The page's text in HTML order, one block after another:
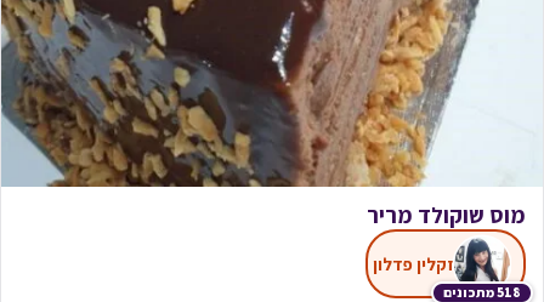
מוס שוקולד מריר
518 מתכונים
זקלין פדלון